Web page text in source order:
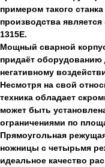
примером такого
производства является
1315E.
Мощный сварной
придаёт оборудованию
негативному
Несмотря на свой
техника обладает
может быть
ограничениями по
Прямоугольная
ножницы с четырьмя
идеальное качество